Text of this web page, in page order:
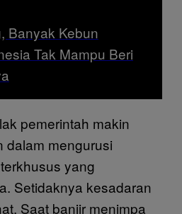
Banyak Kebun
Tak Mampu Beri
pemerintah makin
dalam mengurusi
yang
Setidaknya kesadaran
Saat banjir menimpa